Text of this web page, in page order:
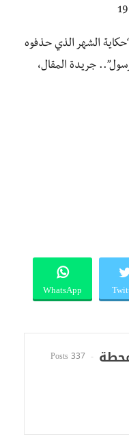
الشهر الذي حذفوه
جريدة المقال،
WhatsApp
337 Posts